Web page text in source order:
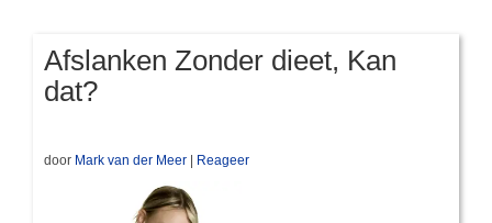
Afslanken Zonder dieet, Kan
dat?
door Mark van der Meer | Reageer